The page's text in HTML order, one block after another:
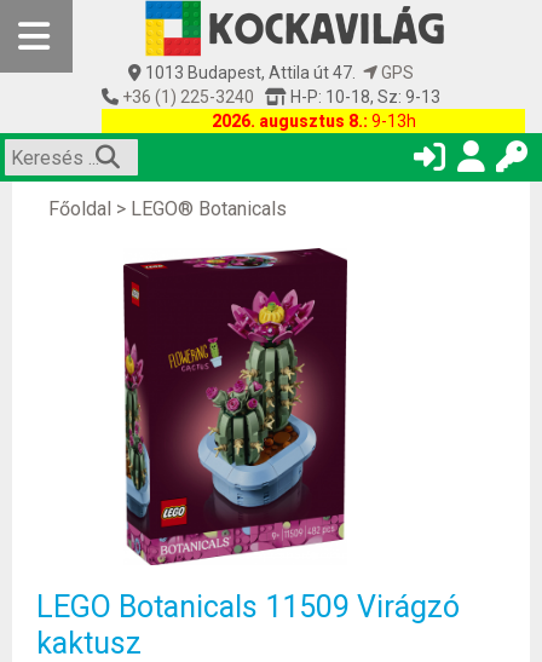
1013 Budapest, Attila út 47.
GPS
+36 (1) 225-3240
H-P: 10-18, Sz: 9-13
2026. augusztus 8.: 9-13h
Főoldal > LEGO® Botanicals
LEGO Botanicals 11509 Virágzó
kaktusz